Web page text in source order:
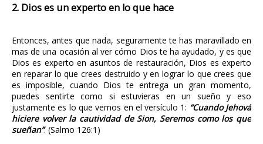
2. Dios es un experto en lo que hace
Entonces, antes que nada, seguramente te has maravillado en
mas de una ocasión al ver cómo Dios te ha ayudado, y es que
Dios es experto en asuntos de restauración, Dios es experto
en reparar lo que crees destruido y en lograr lo que crees que
es imposible, cuando Dios te entrega un gran momento,
puedes sentirte como si estuvieras en un sueño y eso
justamente es lo que vemos en el versículo 1: “Cuando Jehová
hiciere volver la cautividad de Sion, Seremos como los que
sueñan”. (Salmo 126:1)